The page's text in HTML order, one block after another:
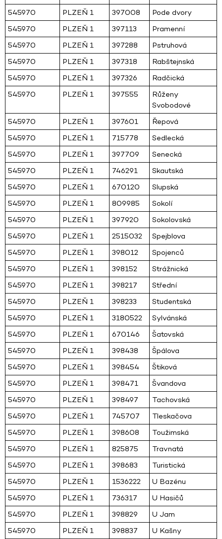
545970
PLZEŇ 1 397008
Pode dvory
545970
PLZEŇ 1 397113
Pramenní
545970
PLZEŇ 1 397288
Pstruhová
545970
PLZEŇ 1 397318
Rabštejnská
545970
PLZEŇ 1 397326
Radčická
545970
PLZEŇ 1 397555
Růženy
Svobodové
545970
PLZEŇ 1 397601
Řepová
545970
PLZEŇ 1 715778
Sedlecká
545970
PLZEŇ 1 397709
Senecká
545970
PLZEŇ 1 746291
Skautská
545970
PLZEŇ 1 670120
Slupská
545970
PLZEŇ 1 809985
Sokolí
545970
PLZEŇ 1 397920
Sokolovská
545970
PLZEŇ 1 2515032
Spejblova
545970
PLZEŇ 1 398012
Spojenců
545970
PLZEŇ 1 398152
Strážnická
545970
PLZEŇ 1 398217
Střední
545970
PLZEŇ 1 398233
Studentská
545970
PLZEŇ 1 3180522
Sylvánská
545970
PLZEŇ 1 670146
Šatovská
545970
PLZEŇ 1 398438
Špálova
545970
PLZEŇ 1 398454
Štiková
545970
PLZEŇ 1 398471
Švandova
545970
PLZEŇ 1 398497
Tachovská
545970
PLZEŇ 1 745707
Tleskačova
545970
PLZEŇ 1 398608
Toužimská
545970
PLZEŇ 1 825875
Travnatá
545970
PLZEŇ 1 398683
Turistická
545970
PLZEŇ 1 1536222
U Bazénu
545970
PLZEŇ 1 736317
U Hasičů
545970
PLZEŇ 1 398829
U Jam
545970
PLZEŇ 1 398837
U Kašny